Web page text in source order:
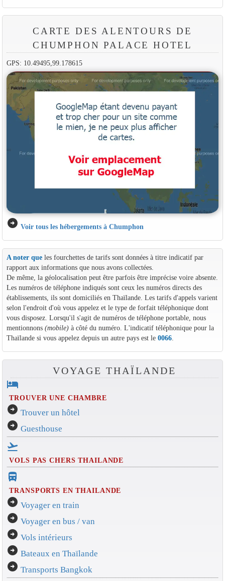
CARTE DES ALENTOURS DE
CHUMPHON PALACE HOTEL
GPS: 10.49495,99.178615
arrow_circle_right Voir tous les hébergements à Chumphon
A noter queles fourchettes de tarifs sont données à titre indicatif par
rapport aux informations que nous avons collectées.
De même, la géolocalisation peut être parfois être imprécise voire absente.
Les numéros de téléphone indiqués sont ceux les numéros directs des
établissements, ils sont domiciliés en Thaïlande. Les tarifs d'appels varient
selon l'endroit d'où vous appelez et le type de forfait téléphonique dont
vous disposez. Lorsqu'il s'agit de numéros de téléphone portable, nous
mentionnons (mobile)à côté du numéro. L'indicatif téléphonique pour la
Thaïlande si vous appelez depuis un autre pays est le 0066.
VOYAGE THAÏLANDE
hotel
TROUVER UNE CHAMBRE
arrow_circle_right Trouver un hôtel
arrow_circle_right Guesthouse
flight_takeoff
VOLS PAS CHERS THAILANDE
directions_bus_filled
TRANSPORTS EN THAILANDE
arrow_circle_right Voyager en train
arrow_circle_right Voyager en bus / van
arrow_circle_right Vols intérieurs
arrow_circle_right Bateaux en Thaïlande
arrow_circle_right Transports Bangkok